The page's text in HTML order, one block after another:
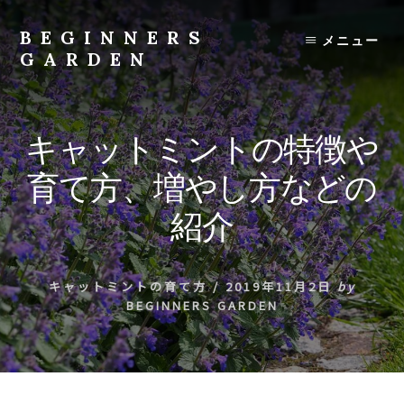
to
content
BEGINNERS
GARDEN
植
物
の
種
類
や
育
て
方
の
紹
介
を
行
メニュー
キャットミントの特徴や
育て方、増やし方などの
紹介
キャットミントの育て方/ 2019年11月2日 by
BEGINNERS GARDEN